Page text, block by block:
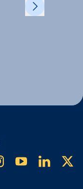
Kadi, 11.06.26